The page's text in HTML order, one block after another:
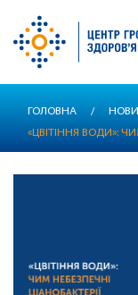
основного
ГОЛОВНА /
«ЦВІТІННЯ ВОДИ»: